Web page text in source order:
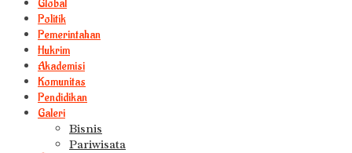
Global
Politik
Pemerintahan
Hukrim
Akademisi
Komunitas
Pendidikan
Galeri
Bisnis
Pariwisata